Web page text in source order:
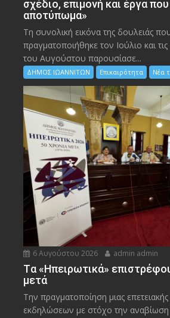
σχέδιο, επιμονή και έργα
αποτύπωμα»
Τη συνολική εικόνα της δουλειάς
πραγματοποιήθηκε τον Ιούλιο και
του Αυγούστου παρουσίασε...
ΔΗΜΟΣ ΙΩΑΝΝΙΤΩΝ Επικαιρότητα Νέα
6 Αυγούστου 2026 admin admin
Tα «Ηπειρωτικά»
μετά
Την πραγματοποίηση μιας επετειακής
εκδηλώσεων με στόχο την